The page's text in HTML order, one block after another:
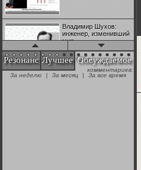
Владимир Шухов:
инженер, изменивший
мир
"Аркадий Коц" на
эгалите-фесте "Не
Резонанс Лучшее Обсуждаемое
комментариев:
За неделю
| За месяц | За все время